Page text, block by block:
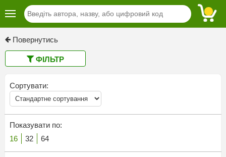
Повернутись
ФІЛЬТР
Сортувати:
Показувати по:
16
32 64